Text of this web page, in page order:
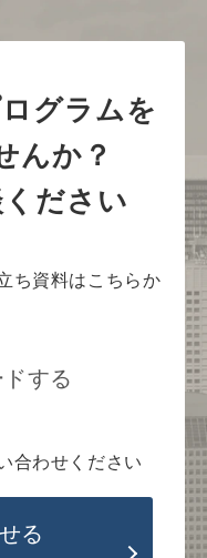
グラムを
んか？
ださい
ち資料はこちらか
する
合わせください
る